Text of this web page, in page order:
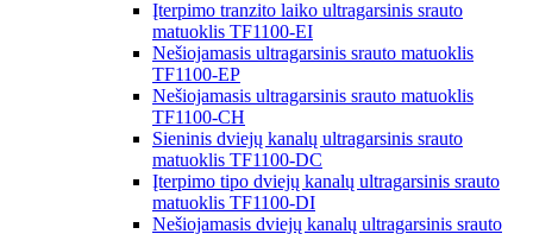
Įterpimo tranzito laiko ultragarsinis srauto
matuoklis TF1100-EI
Nešiojamasis ultragarsinis srauto matuoklis
TF1100-EP
Nešiojamasis ultragarsinis srauto matuoklis
TF1100-CH
Sieninis dviejų kanalų ultragarsinis srauto
matuoklis TF1100-DC
Įterpimo tipo dviejų kanalų ultragarsinis srauto
matuoklis TF1100-DI
Nešiojamasis dviejų kanalų ultragarsinis srauto